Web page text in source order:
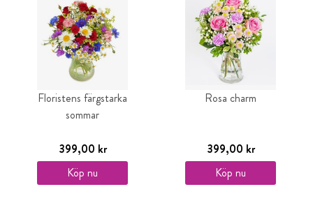
Floristens färgstarka
sommar
399,00 kr
Köp nu
Rosa charm
399,00 kr
Köp nu